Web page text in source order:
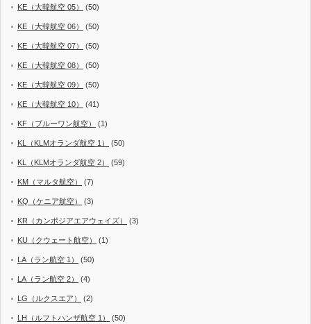
KE（大韓航空 05） (50)
KE（大韓航空 06） (50)
KE（大韓航空 07） (50)
KE（大韓航空 08） (50)
KE（大韓航空 09） (50)
KE（大韓航空 10） (41)
KF（ブルーワン航空） (1)
KL（KLMオランダ航空 1） (50)
KL（KLMオランダ航空 2） (59)
KM（マルタ航空） (7)
KQ（ケニア航空） (3)
KR（カンボジアエアウェイズ） (3)
KU（クウェート航空） (1)
LA（ラン航空 1） (50)
LA（ラン航空 2） (4)
LG（ルクスエア） (2)
LH（ルフトハンザ航空 1） (50)